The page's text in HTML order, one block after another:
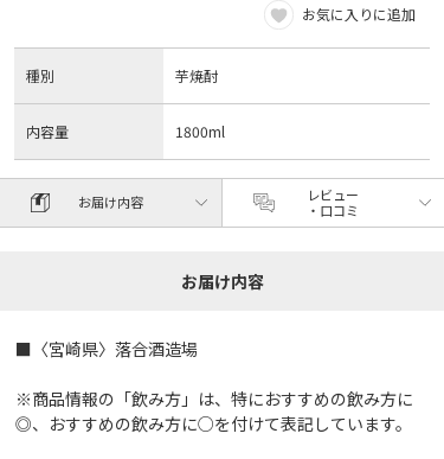
お気に入りに追加
種別 芋焼酎
内容量 1800ml
お届け内容
レビュー
・口コミ
お届け内容
■〈宮崎県〉落合酒造場
※商品情報の「飲み方」は、特におすすめの飲み方に
◎、おすすめの飲み方に○を付けて表記しています。